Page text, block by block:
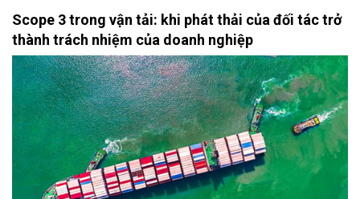
Scope 3 trong vận tải: khi phát thải của đối tác trở
thành trách nhiệm của doanh nghiệp